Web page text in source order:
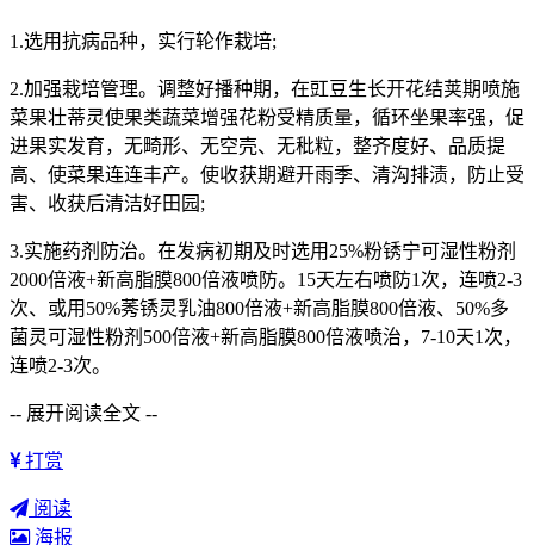
1.选用抗病品种，实行轮作栽培;
2.加强栽培管理。调整好播种期，在豇豆生长开花结荚期喷施
菜果壮蒂灵使果类蔬菜增强花粉受精质量，循环坐果率强，促
进果实发育，无畸形、无空壳、无秕粒，整齐度好、品质提
高、使菜果连连丰产。使收获期避开雨季、清沟排渍，防止受
害、收获后清洁好田园;
3.实施药剂防治。在发病初期及时选用25%粉锈宁可湿性粉剂
2000倍液+新高脂膜800倍液喷防。15天左右喷防1次，连喷2-3
次、或用50%莠锈灵乳油800倍液+新高脂膜800倍液、50%多
菌灵可湿性粉剂500倍液+新高脂膜800倍液喷治，7-10天1次，
连喷2-3次。
-- 展开阅读全文 --
打赏
阅读
海报